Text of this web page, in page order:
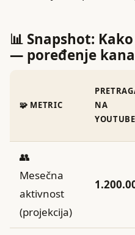
📊 Snapshot:
— poređenje
🧩 METRIC
NA
YOUTUBE
👥
Mesečna
aktivnost
(projekcija)